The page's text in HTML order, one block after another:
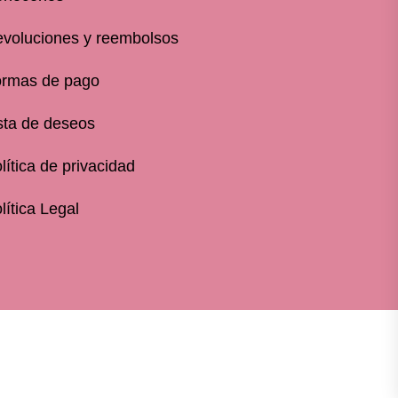
y reembolsos
de pago
de deseos
de privacidad
Legal